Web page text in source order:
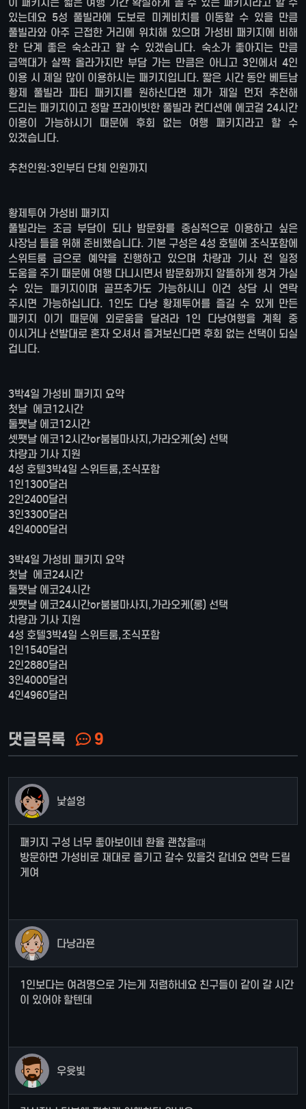
있는데요 5성 풀빌라에 도보로 미케비치를 이동할 수 있을 만큼
풀빌라와 아주 근접한 거리에 위치해 있으며 가성비 패키지에 비해
한 단계 좋은 숙소라고 할 수 있겠습니다. 숙소가 좋아지는 만큼
금액대가 살짝 올라가지만 부담 가는 만큼은 아니고 3인에서 4인
이용 시 제일 많이 이용하시는 패키지입니다. 짧은 시간 동안 베트남
황제 풀빌라 파티 패키지를 원하신다면 제가 제일 먼저 추천해
드리는 패키지이고 정말 프라이빗한 풀빌라 컨디션에 에코걸 24시간
이용이 가능하시기 때문에 후회 없는 여행 패키지라고 할 수
있겠습니다.
추천인원:3인부터 단체 인원까지
황제투어 가성비 패키지
풀빌라는 조금 부담이 되나 밤문화를 중심적으로 이용하고 싶은
사장님 들을 위해 준비했습니다. 기본 구성은 4성 호텔에 조식포함에
스위트룸 급으로 예약을 진행하고 있으며 차량과 기사 전 일정
도움을 주기 때문에 여행 다니시면서 밤문화까지 알뜰하게 챙겨 가실
수 있는 패키지이며 골프추가도 가능하시니 이건 상담 시 연락
주시면 가능하십니다. 1인도 다낭 황제투어를 즐길 수 있게 만든
패키지 이기 때문에 외로움을 달려라 1인 다낭여행을 계획 중
이시거나 선발대로 혼자 오셔서 즐겨보신다면 후회 없는 선택이 되실
겁니다.
3박4일 가성비 패키지 요약
첫날 에코12시간
둘쨋날 에코12시간
셋쨋날 에코12시간or붐붐마사지,가라오케(숏) 선택
차량과 기사 지원
4성 호텔3박4일 스위트룸,조식포함
1인1300달러
2인2400달러
3인3300달러
4인4000달러
3박4일 가성비 패키지 요약
첫날 에코24시간
둘쨋날 에코24시간
셋쨋날 에코24시간or붐붐마사지,가라오케(롱) 선택
차량과 기사 지원
4성 호텔3박4일 스위트룸,조식포함
1인1540달러
2인2880달러
3인4000달러
4인4960달러
댓글목록 9
낯설엉
패키지 구성 너무 좋아보이네 환율 괜찮을떄
방문하면 가성비로 재대로 즐기고 갈수 있을것 같네요 연락 드릴
게여
다낭라묜
1인보다는 여려명으로 가는게 저렴하네요 친구들이 같이 갈 시간
이 있어야 할텐데
우윳빛